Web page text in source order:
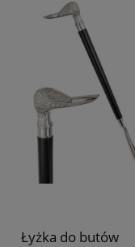
Łyżka do butów